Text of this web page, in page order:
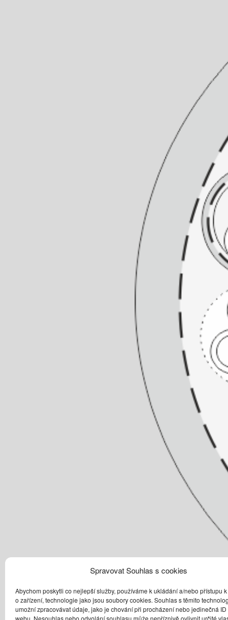
Spravovat Souhlas s cookies
Abychom poskytli co nejlepší služby, používáme k ukládání a/nebo přístupu
o zařízení, technologie jako jsou soubory cookies. Souhlas s těmito
umožní zpracovávat údaje, jako je chování při procházení nebo jedinečná ID
webu. Nesouhlas nebo odvolání souhlasu může nepříznivě ovlivnit určité